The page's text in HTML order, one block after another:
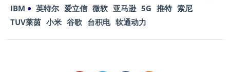
IBM
英特尔 爱立信 微软 亚马逊 5G 推特 索尼
TUV莱茵 小米 谷歌 台积电 软通动力